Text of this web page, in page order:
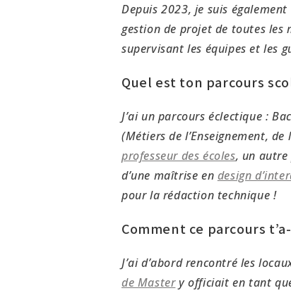
Depuis 2023, je suis également
gestion de projet de toutes les
supervisant les équipes et les
Quel est ton parcours
J’ai un parcours éclectique :
(Métiers de l’Enseignement,
professeur des écoles, un
d’une maîtrise en design
pour la rédaction technique !
Comment ce parcours
J’ai d’abord rencontré les
de Mastery officiait en tant